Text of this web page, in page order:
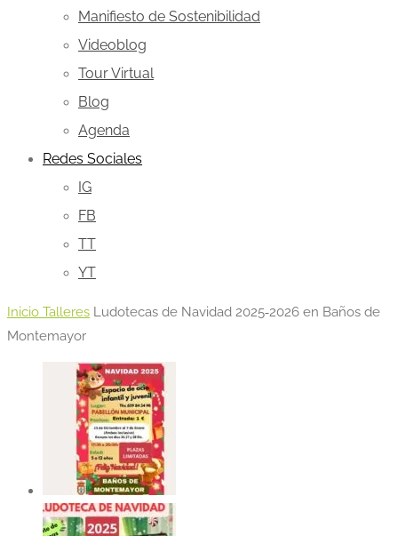
Manifiesto de Sostenibilidad
Videoblog
Tour Virtual
Blog
Agenda
Redes Sociales
IG
FB
TT
YT
Inicio Talleres Ludotecas de Navidad 2025‑2026 en Baños de
Montemayor